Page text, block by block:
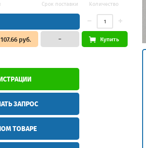
Срок поставки Количество
107.66 руб. – Купить
ЗАПРОС
ТОВАРЕ